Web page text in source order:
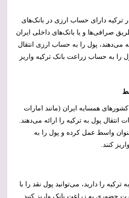
ترکیه دارای حساب ارزی در بانک‌های
صرافی‌ها و یا بانک‌های داخلی ایران
می‌دهند، پول را به حساب ارزی انتقال
را به حساب زراعت بانک ترکیه واریز
همسایه ایران (مانند امارات
انتقال پول به ترکیه را ارائه می‌دهند.
واسط عمل کرده و پول را به
کنند.
را دارید، می‌توانید پول نقد را با
حضوری به زراعت بانک واریز کنید.